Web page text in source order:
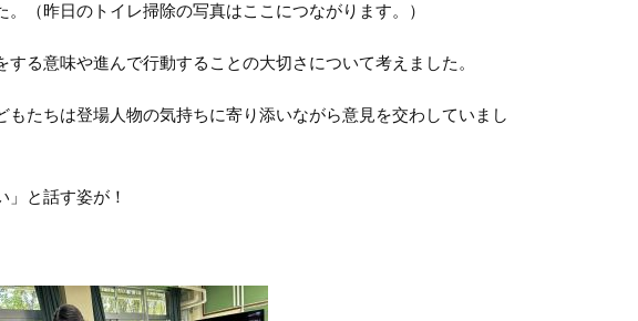
（昨日のトイレ掃除の写真はここにつながります。）
る意味や進んで行動することの大切さについて考えました。
たちは登場人物の気持ちに寄り添いながら意見を交わしていまし
と話す姿が！